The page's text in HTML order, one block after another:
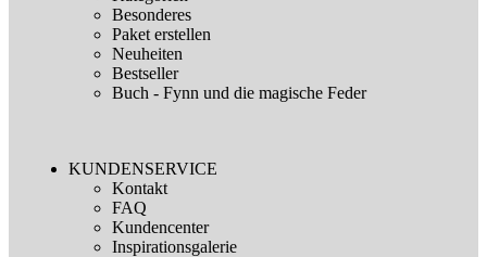
Besonderes
Paket erstellen
Neuheiten
Bestseller
Buch - Fynn und die magische Feder
KUNDENSERVICE
Kontakt
FAQ
Kundencenter
Inspirationsgalerie